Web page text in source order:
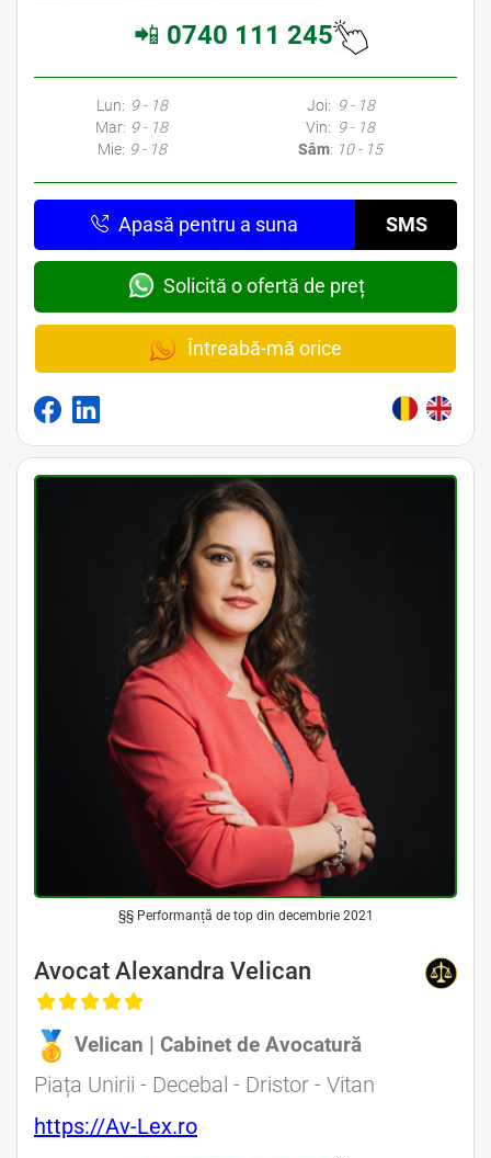
📲 0740 111 245
Lun: 9 - 18
Mar: 9 - 18
Mie: 9 - 18
Joi: 9 - 18
Vin: 9 - 18
Sâm: 10 - 15
Apasă pentru a suna SMS
Solicită o ofertă de preț
Întreabă-mă orice
§§ Performanță de top din decembrie 2021
Avocat Alexandra Velican
Velican | Cabinet de Avocatură
Piața Unirii - Decebal - Dristor - Vitan
https://Av-Lex.ro